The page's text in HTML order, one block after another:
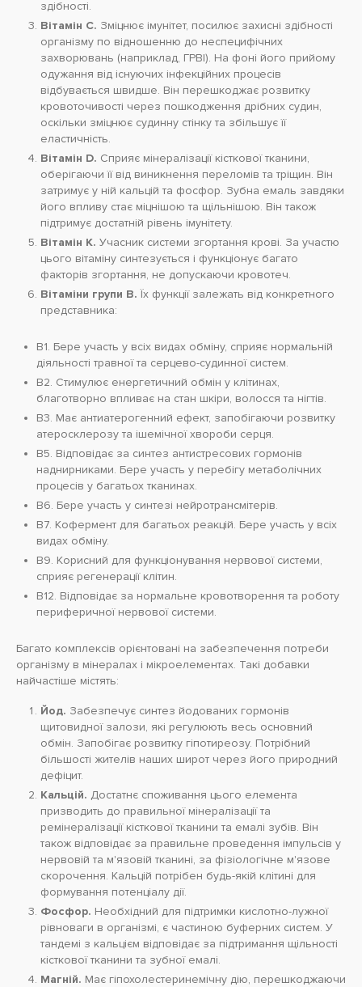
здібності.
Вітамін С. Зміцнює імунітет, посилює захисні здібності
організму по відношенню до неспецифічних
захворювань (наприклад, ГРВІ). На фоні його прийому
одужання від існуючих інфекційних процесів
відбувається швидше. Він перешкоджає розвитку
кровоточивості через пошкодження дрібних судин,
оскільки зміцнює судинну стінку та збільшує її
еластичність.
Вітамін D. Сприяє мінералізації кісткової тканини,
оберігаючи її від виникнення переломів та тріщин. Він
затримує у ній кальцій та фосфор. Зубна емаль завдяки
його впливу стає міцнішою та щільнішою. Він також
підтримує достатній рівень імунітету.
Вітамін К. Учасник системи згортання крові. За участю
цього вітаміну синтезується і функціонує багато
факторів згортання, не допускаючи кровотеч.
Вітаміни групи В.Їх функції залежать від конкретного
представника:
В1. Бере участь у всіх видах обміну, сприяє нормальній
діяльності травної та серцево-судинної систем.
В2. Стимулює енергетичний обмін у клітинах,
благотворно впливає на стан шкіри, волосся та нігтів.
В3. Має антиатерогенний ефект, запобігаючи розвитку
атеросклерозу та ішемічної хвороби серця.
В5. Відповідає за синтез антистресових гормонів
наднирниками. Бере участь у перебігу метаболічних
процесів у багатьох тканинах.
В6. Бере участь у синтезі нейротрансмітерів.
В7. Кофермент для багатьох реакцій. Бере участь у всіх
видах обміну.
В9. Корисний для функціонування нервової системи,
сприяє регенерації клітин.
В12. Відповідає за нормальне кровотворення та роботу
периферичної нервової системи.
Багато комплексів орієнтовані на забезпечення потреби
організму в мінералах і мікроелементах. Такі добавки
найчастіше містять:
Йод. Забезпечує синтез йодованих гормонів
щитовидної залози, які регулюють весь основний
обмін. Запобігає розвитку гіпотиреозу. Потрібний
більшості жителів наших широт через його природний
дефіцит.
Кальцій. Достатнє споживання цього елемента
призводить до правильної мінералізації та
ремінералізації кісткової тканини та емалі зубів. Він
також відповідає за правильне проведення імпульсів у
нервовій та м'язовій тканині, за фізіологічне м'язове
скорочення. Кальцій потрібен будь-якій клітині для
формування потенціалу дії.
Фосфор. Необхідний для підтримки кислотно-лужної
рівноваги в організмі, є частиною буферних систем. У
тандемі з кальцієм відповідає за підтримання щільності
кісткової тканини та зубної емалі.
Магній. Має гіпохолестеринемічну дію, перешкоджаючи